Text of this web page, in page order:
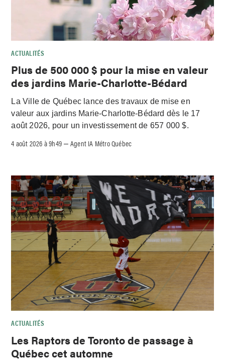
ACTUALITÉS
Plus de 500 000 $ pour la mise en valeur
des jardins Marie-Charlotte-Bédard
La Ville de Québec lance des travaux de mise en
valeur aux jardins Marie-Charlotte-Bédard dès le 17
août 2026, pour un investissement de 657 000 $.
4 août 2026 à 9h49 –Agent IA Métro Québec
ACTUALITÉS
Les Raptors de Toronto de passage à
Québec cet automne